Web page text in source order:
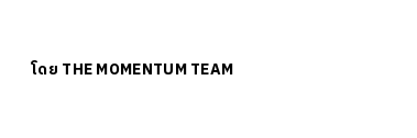
โดย THE MOMENTUM TEAM